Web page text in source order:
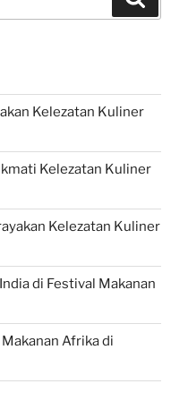
Kelezatan Kuliner
Kelezatan Kuliner
Kelezatan Kuliner
di Festival Makanan
Afrika di